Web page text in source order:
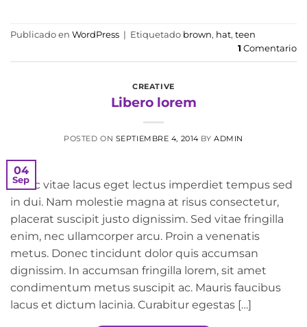
Publicado en WordPress | Etiquetado brown, hat, teen
1 Comentario
CREATIVE
Libero lorem
POSTED ON SEPTIEMBRE 4, 2014 BYADMIN
04
Sep
Nunc vitae lacus eget lectus imperdiet tempus sed
in dui. Nam molestie magna at risus consectetur,
placerat suscipit justo dignissim. Sed vitae fringilla
enim, nec ullamcorper arcu. Proin a venenatis
metus. Donec tincidunt dolor quis accumsan
dignissim. In accumsan fringilla lorem, sit amet
condimentum metus suscipit ac. Mauris faucibus
lacus et dictum lacinia. Curabitur egestas […]